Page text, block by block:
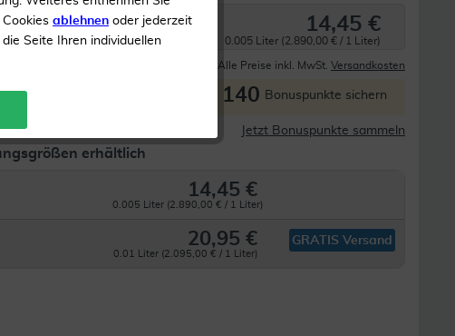
14,45 €
0.005 Liter (2.890,00 € / 1 Liter)
€ Alle Preise inkl. MwSt. Versandkosten
140 Bonuspunkte sichern
Jetzt Bonuspunkte sammeln
erhältlich
14,45 €
0.005 Liter (2.890,00 € / 1 Liter)
20,95 €
0.01 Liter (2.095,00 € / 1 Liter)
GRATIS Versand
ablehnen oder jederzeit
die Seite Ihren individuellen